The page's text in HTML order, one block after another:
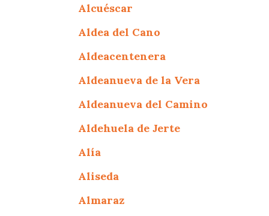
Alcuéscar
Aldea del Cano
Aldeacentenera
Aldeanueva de la Vera
Aldeanueva del Camino
Aldehuela de Jerte
Alía
Aliseda
Almaraz